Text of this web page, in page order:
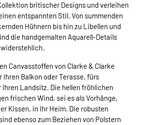
britischer Designs und verleihen
entspannten Stil. Von summenden
Hühnern bis hin zu Libellen und
die handgemalten Aquarell-Details
Canvasstoffen von Clarke & Clarke
Ihren Balkon oder Terasse, fürs
Ihren Landsitz. Die hellen fröhlichen
frischen Wind, sei es als Vorhänge,
Kissen, in Ihr Heim. Die robusten
ebenso zum Beziehen von Polstern